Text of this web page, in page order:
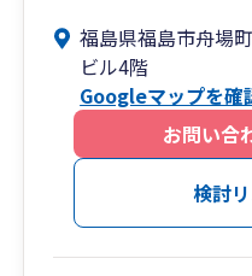
ックオフィス改善に
税務・会計のみなら
サポートし、“安心”
――――――――
＜本店＞福島県福島市
＜支店＞東京都千代田区
福島県福島市舟場
ビル4階
Googleマップを確
お問い合
検討